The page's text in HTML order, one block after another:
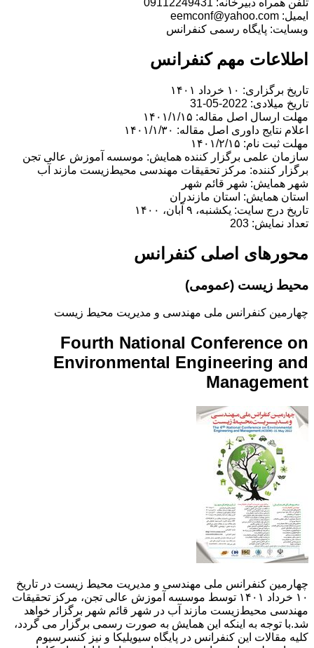
تلفن همراه دبیرخانه: 09112249431
ایمیل: eemconf@yahoo.com
وبسایت: پایگاه رسمی کنفرانس
اطلاعات مهم کنفرانس
تاریخ برگزاری: ۱۰ خرداد ۱۴۰۱
تاریخ میلادی: 2022-05-31
مهلت ارسال اصل مقاله: ۱۴۰۱/۱/۱۵
اعلام نتایج داوری اصل مقاله: ۱۴۰۱/۱/۳۰
مهلت ثبت نام: ۱۴۰۱/۲/۱۵
سازمان علمی برگزار کننده همایش: موسسه آموزش عالی تجن
برگزار کننده: مرکز تحقیقات مهندسی محیط‌زیست مازند آب
شهر همایش: شهر قائم شهر
استان همایش: استان مازندران
تاریخ درج سایت: یکشنبه، ۹ آبان، ۱۴۰۰
تعداد نمایش: 203
محورهای اصلی کنفرانس
محیط زیست (عمومی)
چهارمین کنفرانس ملی مهندسی و مدیریت محیط زیست
Fourth National Conference on
Environmental Engineering and
Management
چهارمین کنفرانس ملی مهندسی و مدیریت محیط زیست در تاریخ
۱۰ خرداد ۱۴۰۱ توسط موسسه آموزش عالی تجن، مرکز تحقیقات
مهندسی محیط‌زیست مازند آب در شهر قائم شهر برگزار خواهد
شد.با توجه به اینکه این همایش به صورت رسمی برگزار می گردد،
کلیه مقالات این کنفرانس در پایگاه سیویلیکا و نیز کنسرسیوم